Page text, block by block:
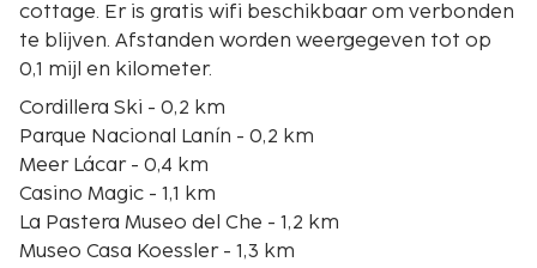
cottage. Er is gratis wifi beschikbaar om verbonden
te blijven. Afstanden worden weergegeven tot op
0,1 mijl en kilometer.
Cordillera Ski - 0,2 km
Parque Nacional Lanín - 0,2 km
Meer Lácar - 0,4 km
Casino Magic - 1,1 km
La Pastera Museo del Che - 1,2 km
Museo Casa Koessler - 1,3 km